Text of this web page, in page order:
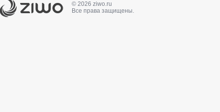
© 2026 ziwo.ru
Все права защищены.